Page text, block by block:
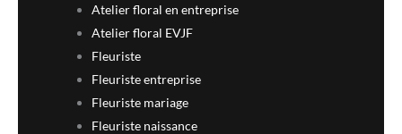
Atelier floral en entreprise
Atelier floral EVJF
Fleuriste
Fleuriste entreprise
Fleuriste mariage
Fleuriste naissance